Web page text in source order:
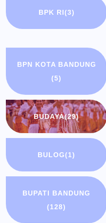
BPK RI(3)
BPN KOTA BANDUNG
(5)
BUDAYA(29)
BULOG(1)
BUPATI BANDUNG
(128)